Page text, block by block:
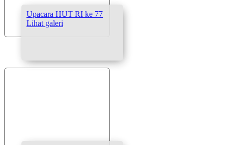
Upacara HUT RI ke 77
Lihat galeri